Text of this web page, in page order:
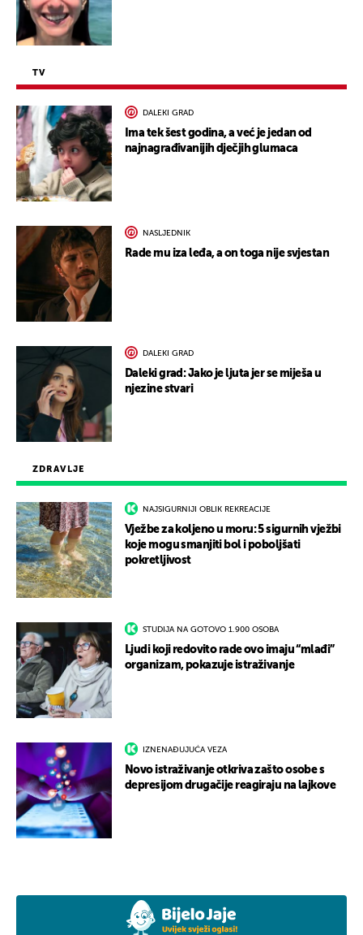
ZDRAVLJE
NAJSIGURNIJI OBLIK REKREACIJE
Vježbe za koljeno u moru: 5 sigurnih vježbi
koje mogu smanjiti bol i poboljšati
pokretljivost
STUDIJA NA GOTOVO 1.900 OSOBA
Ljudi koji redovito rade ovo imaju “mlađi”
organizam, pokazuje istraživanje
IZNENAĐUJUĆA VEZA
Novo istraživanje otkriva zašto osobe s
depresijom drugačije reagiraju na lajkove
TV
DALEKI GRAD
Ima tek šest godina, a već je jedan od
najnagrađivanijih dječjih glumaca
NASLJEDNIK
Rade mu iza leđa, a on toga nije svjestan
DALEKI GRAD
Daleki grad: Jako je ljuta jer se miješa u
njezine stvari